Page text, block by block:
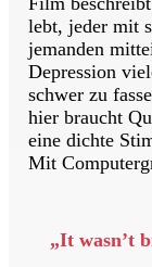
lebt, jeder mit
jemanden
Depression
schwer zu
hier braucht
eine dichte
Mit
„It wasn’t